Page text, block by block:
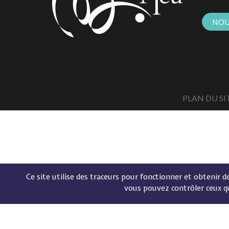
Ce site utilise des traceurs pour fonctionner et obtenir
vous pouvez contrôler ceux
PLAN DU